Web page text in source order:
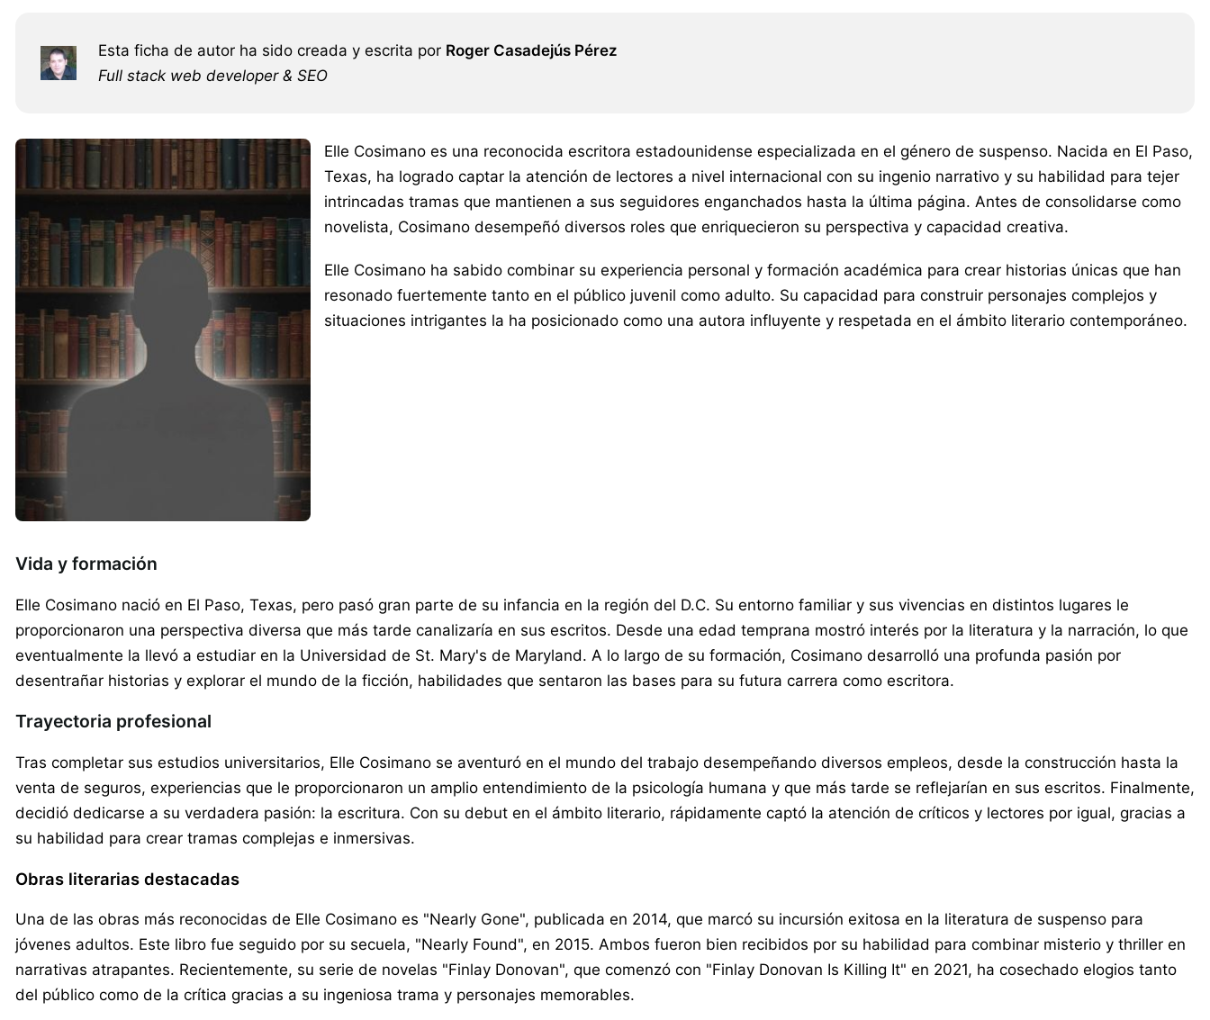
Esta ficha de autor ha sido creada y escrita por Roger Casadejús Pérez
Full stack web developer & SEO
Elle Cosimano es una reconocida escritora estadounidense especializada en el género de suspenso. Nacida en El Paso,
Texas, ha logrado captar la atención de lectores a nivel internacional con su ingenio narrativo y su habilidad para tejer
intrincadas tramas que mantienen a sus seguidores enganchados hasta la última página. Antes de consolidarse como
novelista, Cosimano desempeñó diversos roles que enriquecieron su perspectiva y capacidad creativa.
Elle Cosimano ha sabido combinar su experiencia personal y formación académica para crear historias únicas que han
resonado fuertemente tanto en el público juvenil como adulto. Su capacidad para construir personajes complejos y
situaciones intrigantes la ha posicionado como una autora influyente y respetada en el ámbito literario contemporáneo.
Vida y formación
Elle Cosimano nació en El Paso, Texas, pero pasó gran parte de su infancia en la región del D.C. Su entorno familiar y sus vivencias en distintos lugares le
proporcionaron una perspectiva diversa que más tarde canalizaría en sus escritos. Desde una edad temprana mostró interés por la literatura y la narración, lo que
eventualmente la llevó a estudiar en la Universidad de St. Mary's de Maryland. A lo largo de su formación, Cosimano desarrolló una profunda pasión por
desentrañar historias y explorar el mundo de la ficción, habilidades que sentaron las bases para su futura carrera como escritora.
Trayectoria profesional
Tras completar sus estudios universitarios, Elle Cosimano se aventuró en el mundo del trabajo desempeñando diversos empleos, desde la construcción hasta la
venta de seguros, experiencias que le proporcionaron un amplio entendimiento de la psicología humana y que más tarde se reflejarían en sus escritos. Finalmente,
decidió dedicarse a su verdadera pasión: la escritura. Con su debut en el ámbito literario, rápidamente captó la atención de críticos y lectores por igual, gracias a
su habilidad para crear tramas complejas e inmersivas.
Obras literarias destacadas
Una de las obras más reconocidas de Elle Cosimano es "Nearly Gone", publicada en 2014, que marcó su incursión exitosa en la literatura de suspenso para
jóvenes adultos. Este libro fue seguido por su secuela, "Nearly Found", en 2015. Ambos fueron bien recibidos por su habilidad para combinar misterio y thriller en
narrativas atrapantes. Recientemente, su serie de novelas "Finlay Donovan", que comenzó con "Finlay Donovan Is Killing It" en 2021, ha cosechado elogios tanto
del público como de la crítica gracias a su ingeniosa trama y personajes memorables.